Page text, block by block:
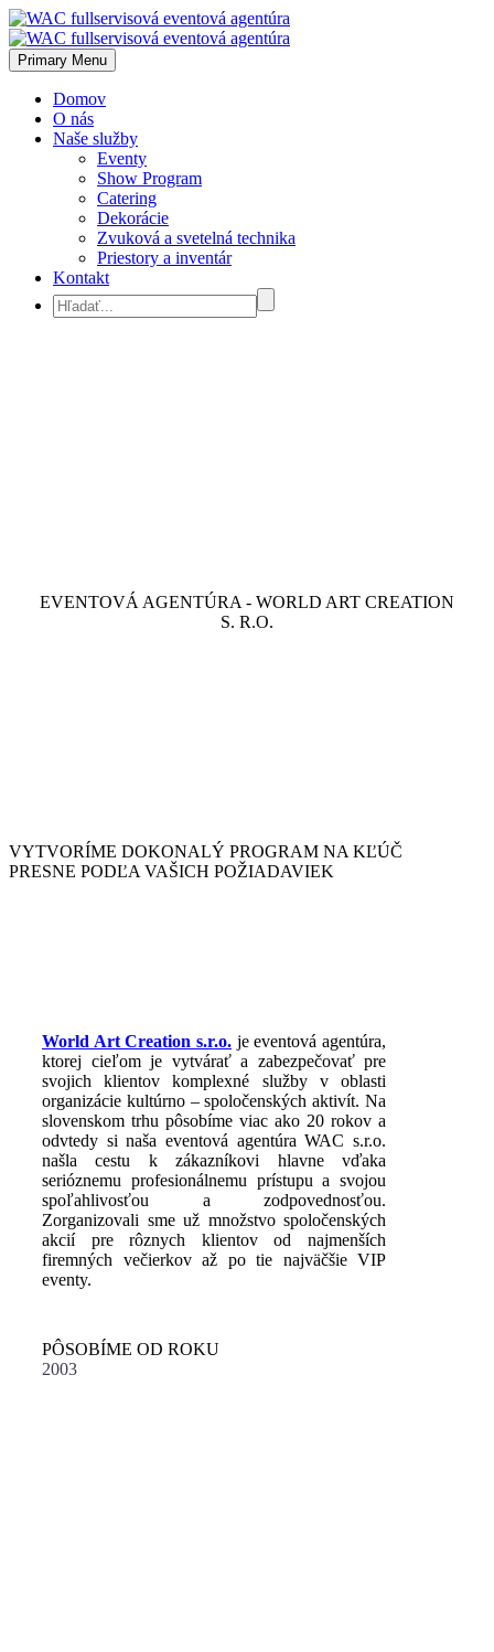
Primary Menu
Domov
O nás
Naše služby
Eventy
Show Program
Catering
Dekorácie
Zvuková a svetelná technika
Priestory a inventár
Kontakt
EVENTOVÁ AGENTÚRA - WORLD ART CREATION
S. R.O.
VYTVORÍME DOKONALÝ PROGRAM NA KĽÚČ
PRESNE PODĽA VAŠICH POŽIADAVIEK
World Art Creation s.r.o. je eventová agentúra,
ktorej cieľom je vytvárať a zabezpečovať pre
svojich klientov komplexné služby v oblasti
organizácie kultúrno – spoločenských aktivít. Na
slovenskom trhu pôsobíme viac ako 20 rokov a
odvtedy si naša eventová agentúra WAC s.r.o.
našla cestu k zákazníkovi hlavne vďaka
serióznemu profesionálnemu prístupu a svojou
spoľahlivosťou a zodpovednosťou.
Zorganizovali sme už množstvo spoločenských
akcií pre rôznych klientov od najmenších
firemných večierkov až po tie najväčšie VIP
eventy.
PÔSOBÍME OD ROKU
2003